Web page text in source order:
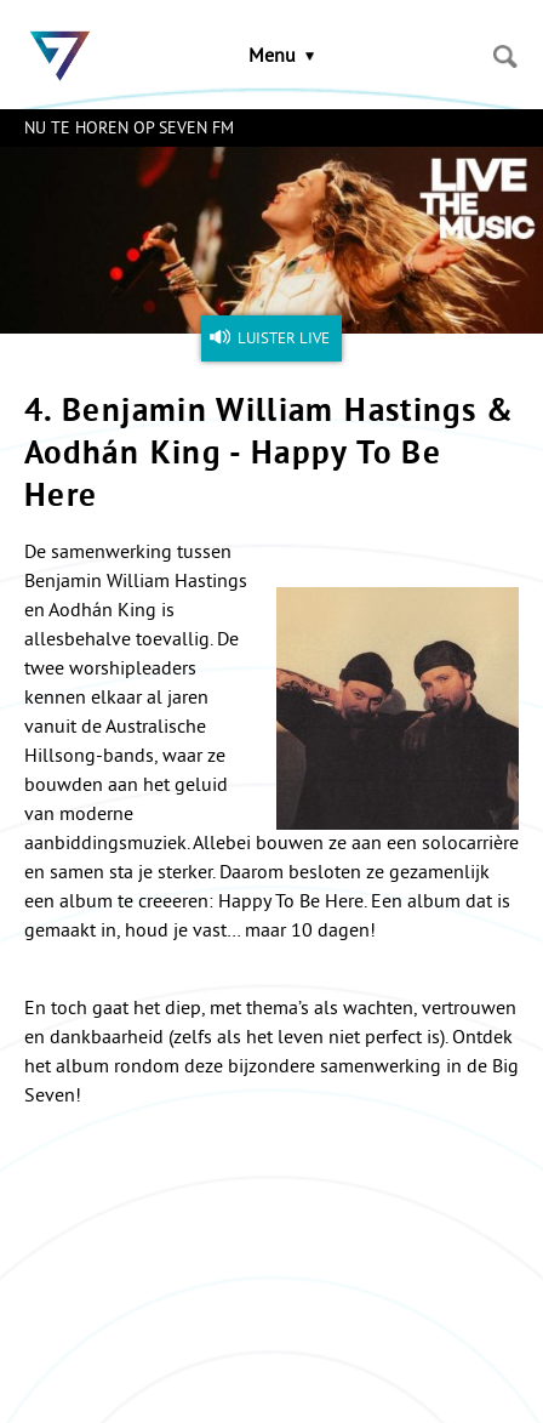
links
Spring
naar
Menu
NU TE HOREN OP SEVEN FM
LUISTER LIVE
4. Benjamin William Hastings &
Aodhán King - Happy To Be
Here
De samenwerking tussen
Benjamin William Hastings
en Aodhán King is
allesbehalve toevallig. De
twee worshipleaders
kennen elkaar al jaren
vanuit de Australische
Hillsong-bands, waar ze
bouwden aan het geluid
van moderne
aanbiddingsmuziek. Allebei bouwen ze aan een solocarrière
en samen sta je sterker. Daarom besloten ze gezamenlijk
een album te creeeren: Happy To Be Here. Een album dat is
gemaakt in, houd je vast… maar 10 dagen!
En toch gaat het diep, met thema’s als wachten, vertrouwen
en dankbaarheid (zelfs als het leven niet perfect is). Ontdek
het album rondom deze bijzondere samenwerking in de Big
Seven!